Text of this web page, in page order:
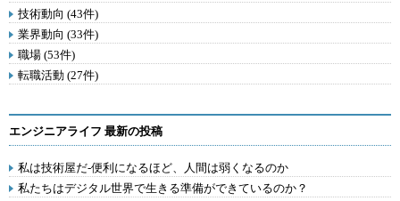
技術動向 (43件)
業界動向 (33件)
職場 (53件)
転職活動 (27件)
エンジニアライフ 最新の投稿
私は技術屋だ-便利になるほど、人間は弱くなるのか
私たちはデジタル世界で生きる準備ができているのか？